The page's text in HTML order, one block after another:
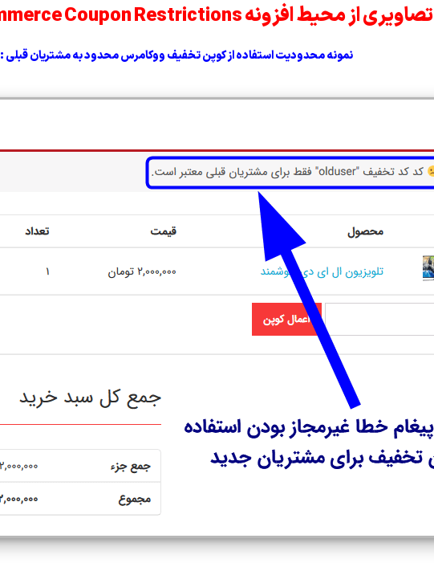
تصاویری از محیط افزونه WooCommerce Coupon Restrictions :
نمونه محدودیت استفاده از کوپن تخفیف ووکامرس محدود به مشتریان قبلی :